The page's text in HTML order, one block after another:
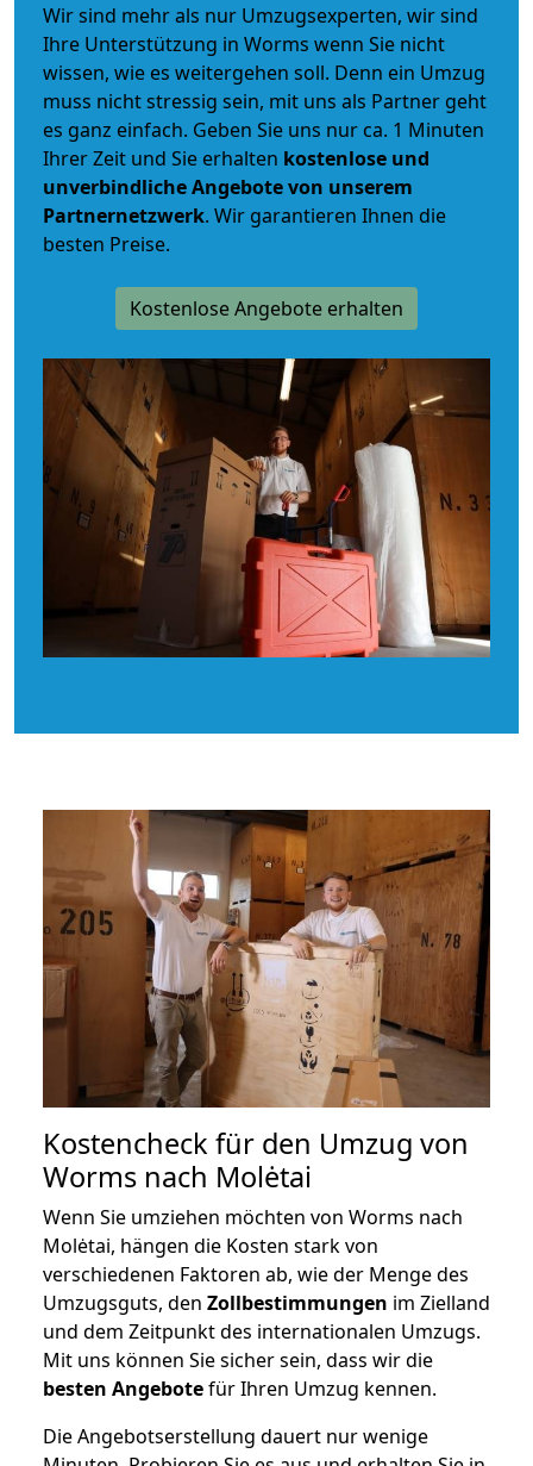
Wir sind mehr als nur Umzugsexperten, wir sind
Ihre Unterstützung in Worms wenn Sie nicht
wissen, wie es weitergehen soll. Denn ein Umzug
muss nicht stressig sein, mit uns als Partner geht
es ganz einfach. Geben Sie uns nur ca. 1 Minuten
Ihrer Zeit und Sie erhalten kostenlose und
unverbindlicheAngebote von unserem
Partnernetzwerk. Wir garantieren Ihnen die
besten Preise.
Kostenlose Angebote erhalten
Kostencheck für den Umzug von
Worms nach Molėtai
Wenn Sie umziehen möchten von Worms nach
Molėtai, hängen die Kosten stark von
verschiedenen Faktoren ab, wie der Menge des
Umzugsguts, den Zollbestimmungen im Zielland
und dem Zeitpunkt des internationalen Umzugs.
Mit uns können Sie sicher sein, dass wir die
besten Angebotefür Ihren Umzug kennen.
Die Angebotserstellung dauert nur wenige